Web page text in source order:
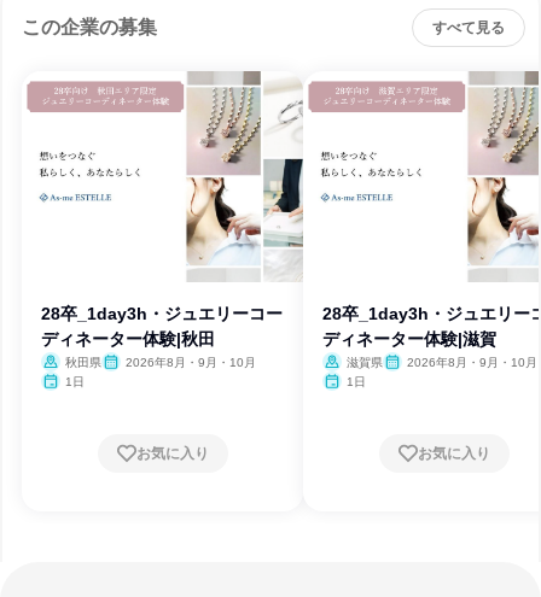
この企業の募集 すべて見る
28卒_1day3h・ジュエリーコー
ディネーター体験|秋田
秋田県
2026年8月・9月・10月
1日
お気に入り
28卒_1day3h・ジュエリー
ディネーター体験|滋賀
滋賀県
2026年8月・9月・10月
1日
お気に入り